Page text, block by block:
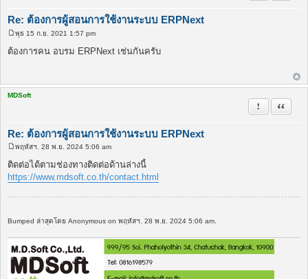
Re: ต้องการผู้สอนการใช้งานระบบ ERPNext
โ
พ
ส
พุธ 15 ก.ย. 2021 1:57 pm
ต้องการคน อบรม ERPNext เช่นกันครับ
MDSoft
Re: ต้องการผู้สอนการใช้งานระบบ ERPNext
รายงานในข้
อ้างคำ
พ
ส
ต์
พฤหัสฯ. 28 พ.ย. 2024 5:06 am
ติดต่อได้ตามช่องทางติดต่อด้านล่างนี้
https://www.mdsoft.co.th/contact.html
Bumped ล่าสุดโดย Anonymous on พฤหัสฯ. 28 พ.ย. 2024 5:06 am.